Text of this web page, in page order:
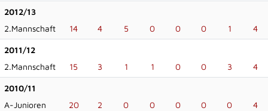
2012/13
2.Mannschaft
14 4 5 0 0 0 1 4
2011/12
2.Mannschaft
15 3 1 1 0 0 3 4
2010/11
A-Junioren
20 2 0 0 0 0 0 4